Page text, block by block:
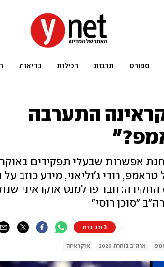
ספורט תרבות רכילות בריאות
התערבה
אפשרות שבעלי תפקידים
רודי ג'וליאני, מידע כוזב על
החקירה: חבר פרלמנט אוקראיני
"סוכן רוסי"
3 תגובות
ארה"ב בוחרת 2020 אוקראינה